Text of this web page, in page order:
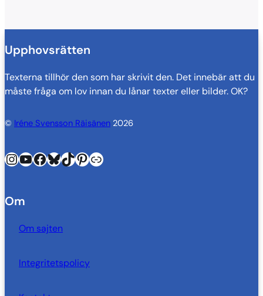
Upphovsrätten
Texterna tillhör den som har skrivit den. Det innebär att du
måste fråga om lov innan du lånar texter eller bilder. OK?
© Iréne Svensson Räisänen 2026
InstagramYouTube Facebook Bluesky TikTok Pinterest Länk
Om
Om sajten
Integritetspolicy